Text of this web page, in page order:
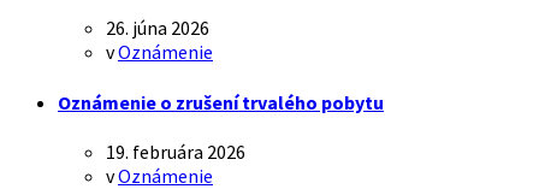
26. júna 2026
vOznámenie
Oznámenie o zrušení trvalého pobytu
19. februára 2026
vOznámenie